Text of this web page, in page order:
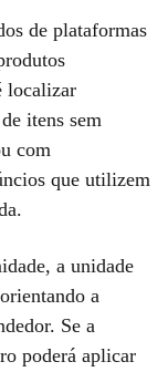
de plataformas
localizar
itens sem
com
que utilizem
a unidade
a
Se a
poderá aplicar